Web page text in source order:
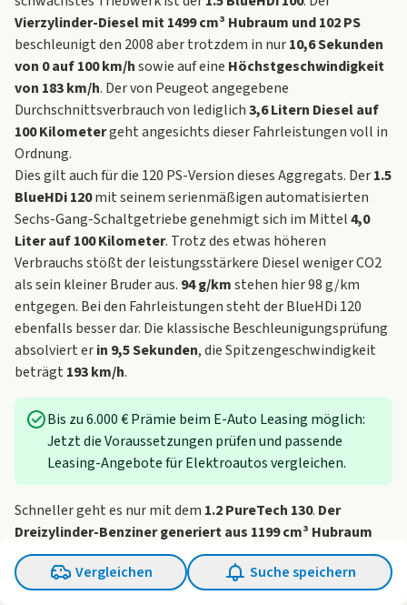
Vergleichen
Suche speichern
Vierzylinder-Diesel mit 1499 cm³ Hubraum und 102 PS
beschleunigt den 2008 aber trotzdem in nur10,6 Sekunden
von 0 auf 100 km/hsowie auf eine Höchstgeschwindigkeit
von 183 km/h. Der von Peugeot angegebene
Durchschnittsverbrauch von lediglich3,6 Litern Diesel auf
100 Kilometergeht angesichts dieser Fahrleistungen voll in
Ordnung.
Dies gilt auch für die 120 PS-Version dieses Aggregats. Der1.5
BlueHDi 120mit seinem serienmäßigen automatisierten
Sechs-Gang-Schaltgetriebe genehmigt sich im Mittel4,0
Liter auf 100 Kilometer. Trotz des etwas höheren
Verbrauchs stößt der leistungsstärkere Diesel weniger CO2
als sein kleiner Bruder aus. 94 g/kmstehen hier 98 g/km
entgegen. Bei den Fahrleistungen steht der BlueHDi 120
ebenfalls besser dar. Die klassische Beschleunigungsprüfung
absolviert erin 9,5 Sekunden, die Spitzengeschwindigkeit
beträgt 193 km/h.
Bis zu 6.000 € Prämie beim E-Auto Leasing möglich:
Jetzt die Voraussetzungen prüfen und passende
Leasing-Angebote für Elektroautos vergleichen.
Schneller geht es nur mit dem 1.2 PureTech 130. Der
Dreizylinder-Benziner generiert aus 1199 cm³ Hubraum
131 PS. Diese ermöglichen eine Höchstgeschwindigkeit von
203 km/h . Da hier serienmäßig eineSechs-Stufen-